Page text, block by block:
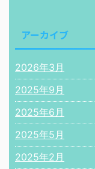
アーカイブ
2026年3月
2025年9月
2025年6月
2025年5月
2025年2月